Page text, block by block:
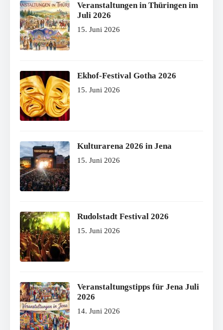
Veranstaltungen in Thüringen im
Juli 2026
15. Juni 2026
Ekhof-Festival Gotha 2026
15. Juni 2026
Kulturarena 2026 in Jena
15. Juni 2026
Rudolstadt Festival 2026
15. Juni 2026
Veranstaltungstipps für Jena Juli
2026
14. Juni 2026